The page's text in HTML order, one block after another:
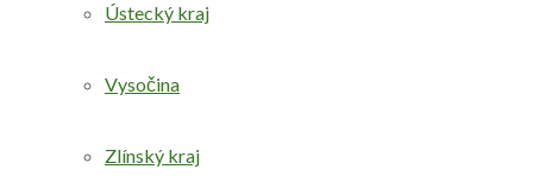
Ústecký kraj
Vysočina
Zlínský kraj